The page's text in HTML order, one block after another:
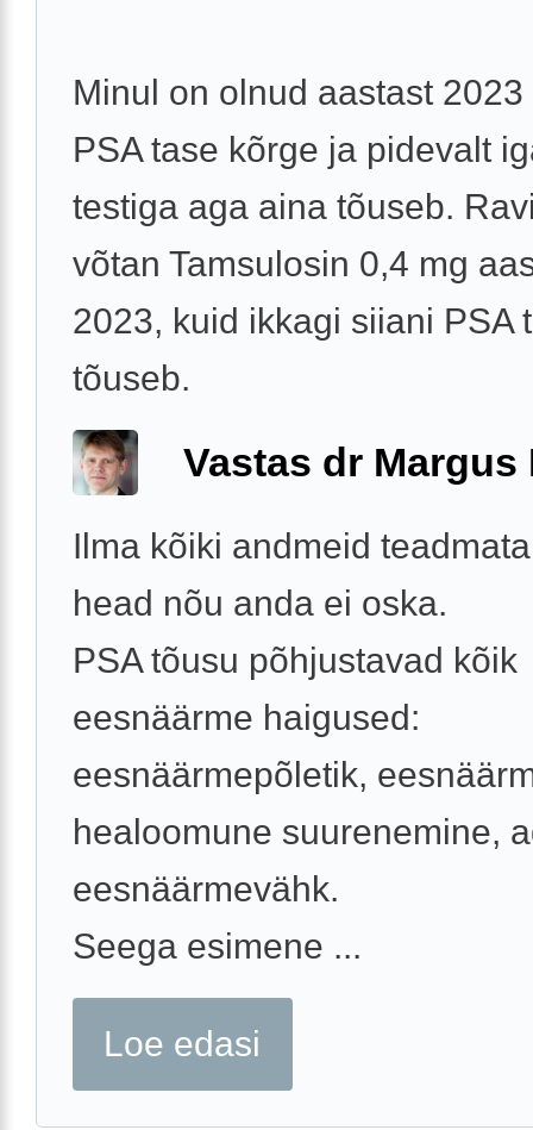
Minul on olnud aastast
PSA tase kõrge ja pidevalt
testiga aga aina tõuseb.
võtan Tamsulosin 0,4 mg
2023, kuid ikkagi siiani PSA
tõuseb.
Vastas dr Margus
Ilma kõiki andmeid
head nõu anda ei oska.
PSA tõusu põhjustavad kõik
eesnäärme haigused:
eesnäärmepõletik,
healoomune suurenemine,
eesnäärmevähk.
Seega esimene ...
Loe edasi